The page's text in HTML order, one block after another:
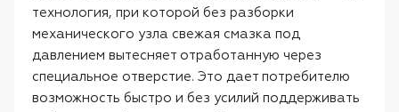
технология, при которой без разборки
механического узла свежая смазка под
давлением вытесняет отработанную через
специальное отверстие. Это дает потребителю
возможность быстро и без усилий поддерживать